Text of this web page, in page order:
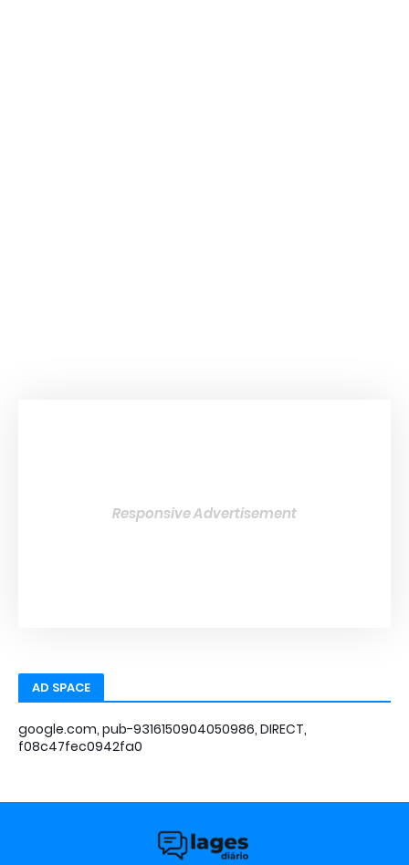
Responsive Advertisement
AD SPACE
google.com, pub-9316150904050986, DIRECT,
f08c47fec0942fa0